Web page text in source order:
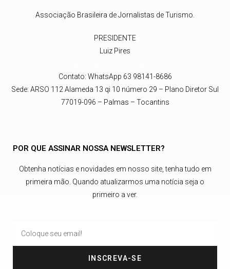
Associação Brasileira de Jornalistas de Turismo.
PRESIDENTE
Luiz Pires
Contato: WhatsApp 63 98141-8686
Sede: ARSO 112 Alameda 13 qi 10 número 29 – Plano Diretor Sul
77019-096 – Palmas – Tocantins
POR QUE ASSINAR NOSSA NEWSLETTER?
Obtenha notícias e novidades em nosso site, tenha tudo em
primeira mão. Quando atualizarmos uma notícia seja o
primeiro a ver.
INSCREVA-SE